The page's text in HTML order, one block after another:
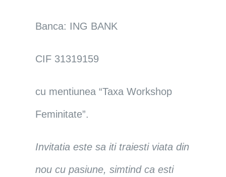
Banca: ING BANK
CIF 31319159
cu mentiunea “Taxa Workshop
Feminitate”.
Invitatia este sa iti traiesti viata din
nou cu pasiune, simtind ca esti